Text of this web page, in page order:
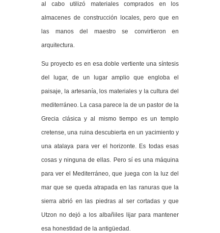
al cabo utilizó materiales comprados en los
almacenes de construcción locales, pero que en
las manos del maestro se convirtieron en
arquitectura.
Su proyecto es en esa doble vertiente una síntesis
del lugar, de un lugar amplio que engloba el
paisaje, la artesanía, los materiales y la cultura del
mediterráneo. La casa parece la de un pastor de la
Grecia clásica y al mismo tiempo es un templo
cretense, una ruina descubierta en un yacimiento y
una atalaya para ver el horizonte. Es todas esas
cosas y ninguna de ellas. Pero sí es una máquina
para ver el Mediterráneo, que juega con la luz del
mar que se queda atrapada en las ranuras que la
sierra abrió en las piedras al ser cortadas y que
Utzon no dejó a los albañiles lijar para mantener
esa honestidad de la antigüedad.